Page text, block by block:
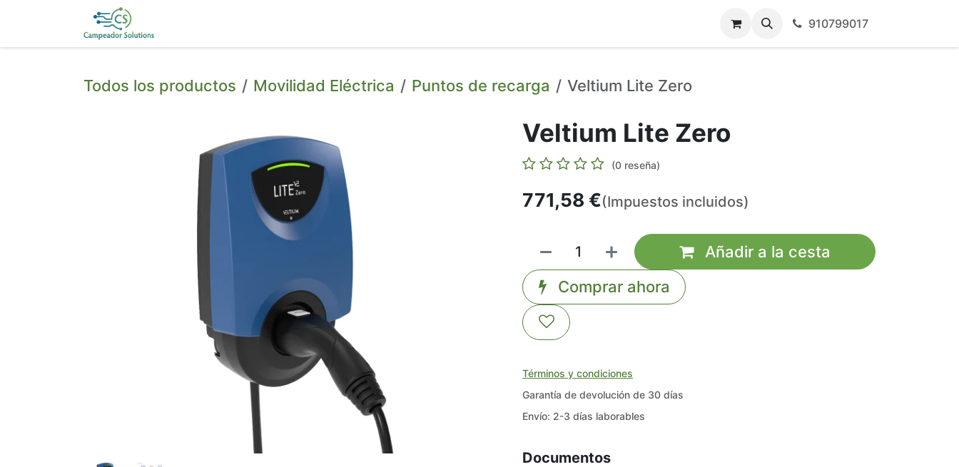
Ir al contenido
910799017
Todos los productos Movilidad Eléctrica Puntos de recarga Veltium Lite Zero
Veltium Lite Zero
(0 reseña)
771,58 €(Impuestos incluidos)
Añadir a la cesta
Comprar ahora
Términos y condiciones
Garantía de devolución de 30 días
Envío: 2-3 días laborables
Documentos